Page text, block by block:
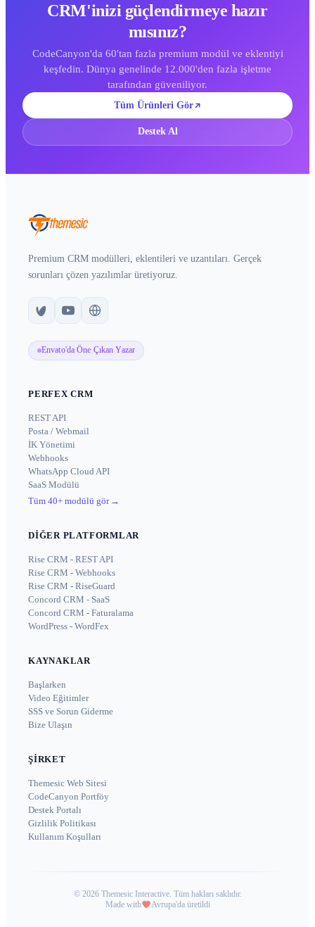
CRM'inizi güçlendirmeye hazır
mısınız?
CodeCanyon'da 60'tan fazla premium modül ve eklentiyi
keşfedin. Dünya genelinde 12.000'den fazla işletme
tarafından güveniliyor.
Tüm Ürünleri Gör
Destek Al
Premium CRM modülleri, eklentileri ve uzantıları. Gerçek
sorunları çözen yazılımlar üretiyoruz.
Envato'da Öne Çıkan Yazar
PERFEX CRM
REST API
Posta / Webmail
İK Yönetimi
Webhooks
WhatsApp Cloud API
SaaS Modülü
Tüm 40+ modülü gör →
DIĞER PLATFORMLAR
Rise CRM - REST API
Rise CRM - Webhooks
Rise CRM - RiseGuard
Concord CRM - SaaS
Concord CRM - Faturalama
WordPress - WordFex
KAYNAKLAR
Başlarken
Video Eğitimler
SSS ve Sorun Giderme
Bize Ulaşın
ŞIRKET
Themesic Web Sitesi
CodeCanyon Portföy
Destek Portalı
Gizlilik Politikası
Kullanım Koşulları
© 2026 Themesic Interactive. Tüm hakları saklıdır.
Made with
Avrupa'da üretildi